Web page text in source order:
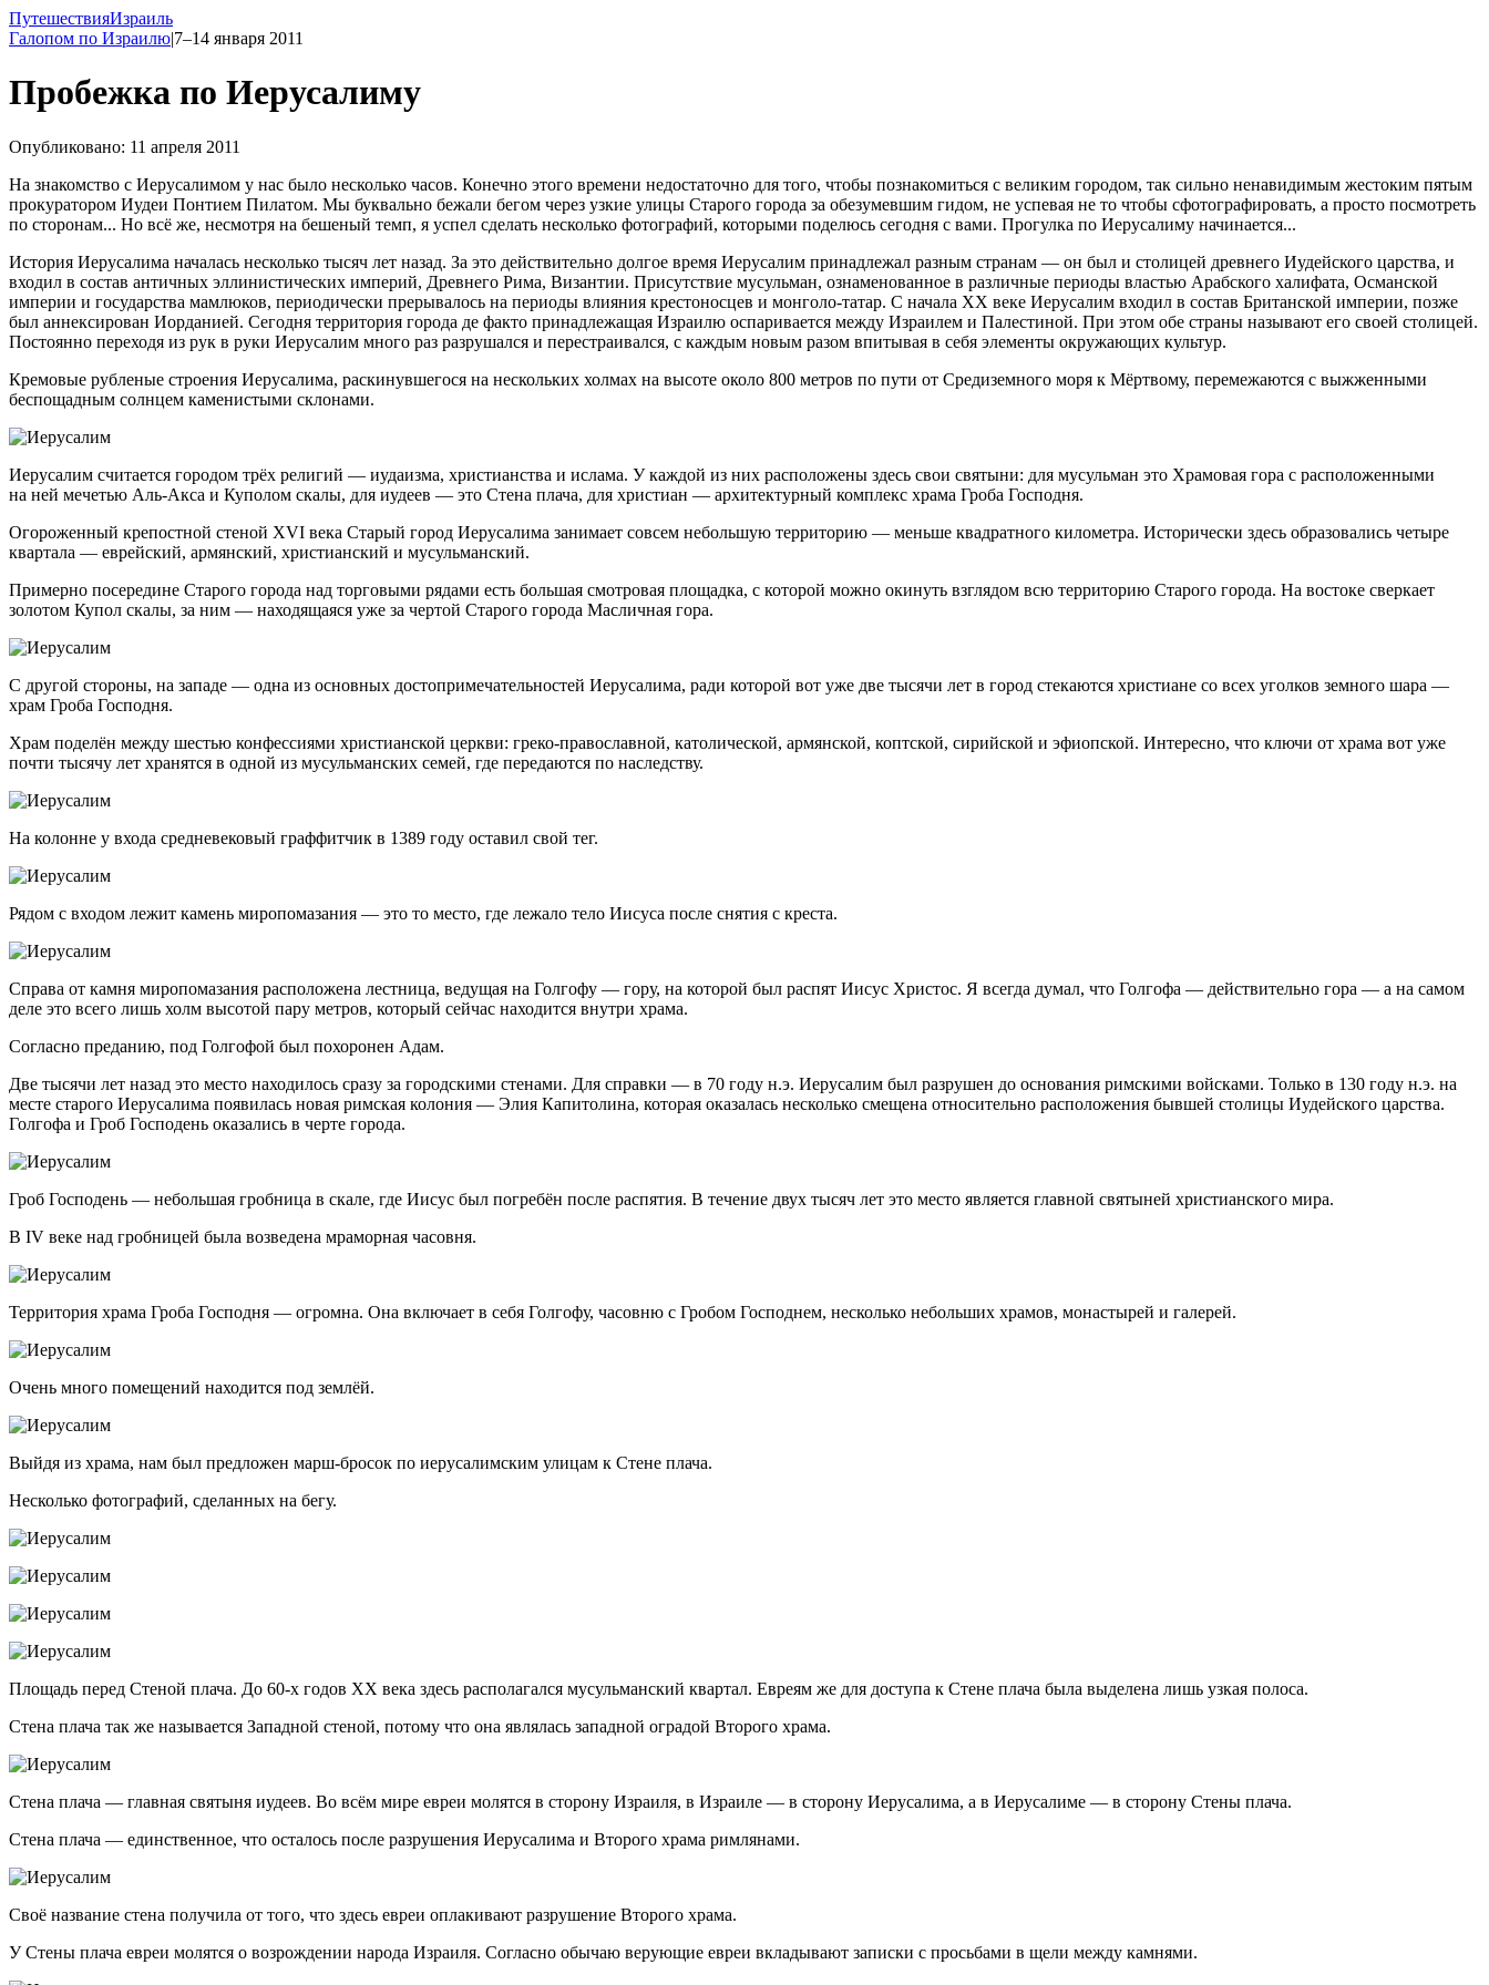
ПутешествияИзраиль
Галопом по Израилю|7–14 января 2011
Пробежка по Иерусалиму
Опубликовано: 11 апреля 2011
На знакомство с Иерусалимом у нас было несколько часов. Конечно этого времени недостаточно для того, чтобы познакомиться с великим городом, так сильно ненавидимым жестоким пятым
прокуратором Иудеи Понтием Пилатом. Мы буквально бежали бегом через узкие улицы Старого города за обезумевшим гидом, не успевая не то чтобы сфотографировать, а просто посмотреть
по сторонам... Но всё же, несмотря на бешеный темп, я успел сделать несколько фотографий, которыми поделюсь сегодня с вами. Прогулка по Иерусалиму начинается...
История Иерусалима началась несколько тысяч лет назад. За это действительно долгое время Иерусалим принадлежал разным странам — он был и столицей древнего Иудейского царства, и
входил в состав античных эллинистических империй, Древнего Рима, Византии. Присутствие мусульман, ознаменованное в различные периоды властью Арабского халифата, Османской
империи и государства мамлюков, периодически прерывалось на периоды влияния крестоносцев и монголо-татар. С начала XX веке Иерусалим входил в состав Британской империи, позже
был аннексирован Иорданией. Сегодня территория города де факто принадлежащая Израилю оспаривается между Израилем и Палестиной. При этом обе страны называют его своей столицей.
Постоянно переходя из рук в руки Иерусалим много раз разрушался и перестраивался, с каждым новым разом впитывая в себя элементы окружающих культур.
Кремовые рубленые строения Иерусалима, раскинувшегося на нескольких холмах на высоте около 800 метров по пути от Средиземного моря к Мёртвому, перемежаются с выжженными
беспощадным солнцем каменистыми склонами.
Иерусалим считается городом трёх религий — иудаизма, христианства и ислама. У каждой из них расположены здесь свои святыни: для мусульман это Храмовая гора с расположенными
на ней мечетью Аль-Акса и Куполом скалы, для иудеев — это Стена плача, для христиан — архитектурный комплекс храма Гроба Господня.
Огороженный крепостной стеной XVI века Старый город Иерусалима занимает совсем небольшую территорию — меньше квадратного километра. Исторически здесь образовались четыре
квартала — еврейский, армянский, христианский и мусульманский.
Примерно посередине Старого города над торговыми рядами есть большая смотровая площадка, с которой можно окинуть взглядом всю территорию Старого города. На востоке сверкает
золотом Купол скалы, за ним — находящаяся уже за чертой Старого города Масличная гора.
С другой стороны, на западе — одна из основных достопримечательностей Иерусалима, ради которой вот уже две тысячи лет в город стекаются христиане со всех уголков земного шара —
храм Гроба Господня.
Храм поделён между шестью конфессиями христианской церкви: греко-православной, католической, армянской, коптской, сирийской и эфиопской. Интересно, что ключи от храма вот уже
почти тысячу лет хранятся в одной из мусульманских семей, где передаются по наследству.
На колонне у входа средневековый граффитчик в 1389 году оставил свой тег.
Рядом с входом лежит камень миропомазания — это то место, где лежало тело Иисуса после снятия с креста.
Справа от камня миропомазания расположена лестница, ведущая на Голгофу — гору, на которой был распят Иисус Христос. Я всегда думал, что Голгофа — действительно гора — а на самом
деле это всего лишь холм высотой пару метров, который сейчас находится внутри храма.
Согласно преданию, под Голгофой был похоронен Адам.
Две тысячи лет назад это место находилось сразу за городскими стенами. Для справки — в 70 году н.э. Иерусалим был разрушен до основания римскими войсками. Только в 130 году н.э. на
месте старого Иерусалима появилась новая римская колония — Элия Капитолина, которая оказалась несколько смещена относительно расположения бывшей столицы Иудейского царства.
Голгофа и Гроб Господень оказались в черте города.
Гроб Господень — небольшая гробница в скале, где Иисус был погребён после распятия. В течение двух тысяч лет это место является главной святыней христианского мира.
В IV веке над гробницей была возведена мраморная часовня.
Территория храма Гроба Господня — огромна. Она включает в себя Голгофу, часовню с Гробом Господнем, несколько небольших храмов, монастырей и галерей.
Очень много помещений находится под землёй.
Выйдя из храма, нам был предложен марш-бросок по иерусалимским улицам к Стене плача.
Несколько фотографий, сделанных на бегу.
Площадь перед Стеной плача. До 60-х годов XX века здесь располагался мусульманский квартал. Евреям же для доступа к Стене плача была выделена лишь узкая полоса.
Стена плача так же называется Западной стеной, потому что она являлась западной оградой Второго храма.
Стена плача — главная святыня иудеев. Во всём мире евреи молятся в сторону Израиля, в Израиле — в сторону Иерусалима, а в Иерусалиме — в сторону Стены плача.
Стена плача — единственное, что осталось после разрушения Иерусалима и Второго храма римлянами.
Своё название стена получила от того, что здесь евреи оплакивают разрушение Второго храма.
У Стены плача евреи молятся о возрождении народа Израиля. Согласно обычаю верующие евреи вкладывают записки с просьбами в щели между камнями.